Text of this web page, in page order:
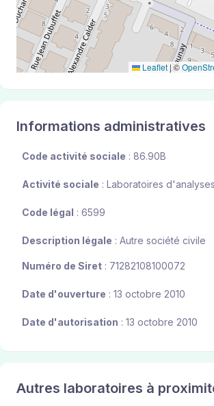
Leaflet |©
Informations administratives
Code activité sociale : 86.90B
Activité sociale : Laboratoires
Code légal : 6599
Description légale : Autre société civile
Numéro de Siret : 71282108100072
Date d'ouverture : 13 octobre 2010
Date d'autorisation : 13 octobre 2010
Autres laboratoires à